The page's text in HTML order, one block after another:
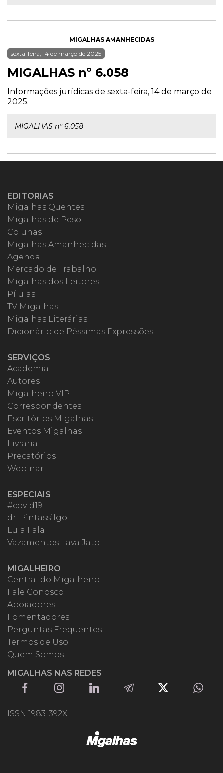
MIGALHAS AMANHECIDAS
sexta-feira, 14 de março de 2025
MIGALHAS nº 6.058
Informações jurídicas de sexta-feira, 14 de março de
2025.
MIGALHAS nº 6.058
EDITORIAS
Migalhas Quentes
Migalhas de Peso
Colunas
Migalhas Amanhecidas
Agenda
Mercado de Trabalho
Migalhas dos Leitores
Pílulas
TV Migalhas
Migalhas Literárias
Dicionário de Péssimas Expressões
SERVIÇOS
Academia
Autores
Migalheiro VIP
Correspondentes
Escritórios Migalhas
Eventos Migalhas
Livraria
Precatórios
Webinar
ESPECIAIS
#covid19
dr. Pintassilgo
Lula Fala
Vazamentos Lava Jato
MIGALHEIRO
Central do Migalheiro
Fale Conosco
Apoiadores
Fomentadores
Perguntas Frequentes
Termos de Uso
Quem Somos
MIGALHAS NAS REDES
ISSN 1983-392X